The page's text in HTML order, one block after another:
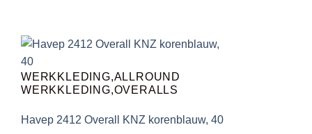
WERKKLEDING,ALLROUND
WERKKLEDING,OVERALLS
Havep 2412 Overall KNZ korenblauw, 40